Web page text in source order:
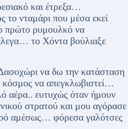
και έτρεξα…
το νταμάρι που μέσα εκεί
πρώτο ρυμουλκό να
το Χόντα βούλιαξε
να δω την κατάσταση
να απεγκλωβιστεί…
αέρα.. ευτυχώς όταν ήμουν
στρατού και μου αγόρασε
αμέσως… φόρεσα γαλότσες